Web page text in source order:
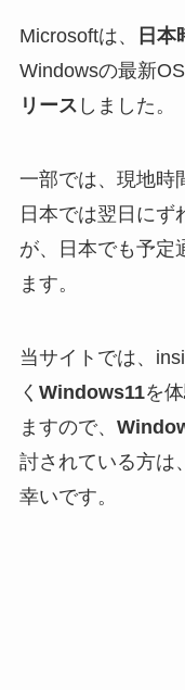
Microsoftは、 日本
Windowsの最新
リース しました。
一部では、現地時
日本では翌日にず
が、日本でも予定
ます。
当サイトでは、
く Windows11を
ますので、
討されている方は
幸いです。